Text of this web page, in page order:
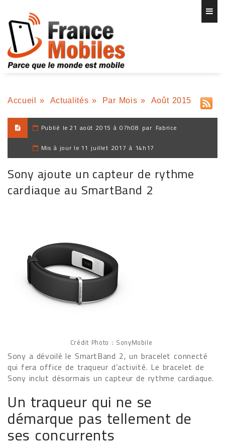
Accueil » Actualités » Par Mois » Août 2015
Publié le 21 août 2015 à 07h08 par Fabrice
Mis à jour le 11 juillet 2017 à 14h17
Sony ajoute un capteur de rythme
cardiaque au SmartBand 2
Crédit Photo : SonyMobile
Sony a dévoilé le SmartBand 2, un bracelet connecté
qui fera office de traqueur d’activité. Le bracelet de
Sony inclut désormais un capteur de rythme cardiaque.
Un traqueur qui ne se
démarque pas tellement de
ses concurrents